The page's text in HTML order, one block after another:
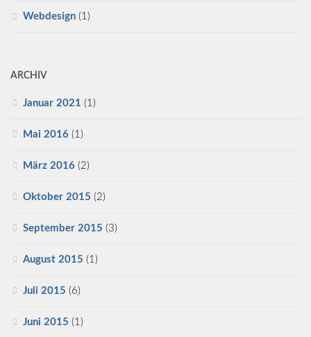
Webdesign (1)
ARCHIV
Januar 2021 (1)
Mai 2016 (1)
März 2016 (2)
Oktober 2015 (2)
September 2015 (3)
August 2015 (1)
Juli 2015 (6)
Juni 2015 (1)